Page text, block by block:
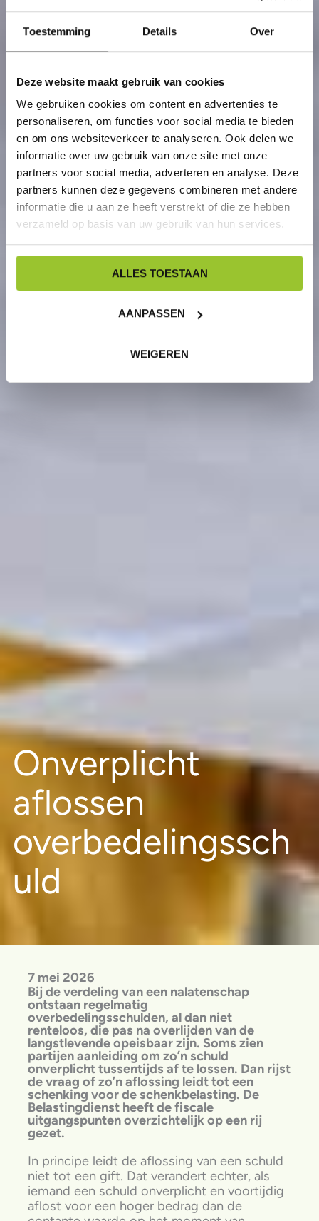
Toestemming Details Over
Deze website maakt gebruik van cookies
We gebruiken cookies om content en advertenties te
personaliseren, om functies voor social media te bieden
en om ons websiteverkeer te analyseren. Ook delen we
informatie over uw gebruik van onze site met onze
partners voor social media, adverteren en analyse. Deze
partners kunnen deze gegevens combineren met andere
informatie die u aan ze heeft verstrekt of die ze hebben
verzameld op basis van uw gebruik van hun services.
ALLES TOESTAAN
AANPASSEN
WEIGEREN
Onverplicht
aflossen
overbedelingssch
uld
7 mei 2026
Bij de verdeling van een nalatenschap
ontstaan regelmatig
overbedelingsschulden, al dan niet
renteloos, die pas na overlijden van de
langstlevende opeisbaar zijn. Soms zien
partijen aanleiding om zo’n schuld
onverplicht tussentijds af te lossen. Dan rijst
de vraag of zo’n aflossing leidt tot een
schenking voor de schenkbelasting. De
Belastingdienst heeft de fiscale
uitgangspunten overzichtelijk op een rij
gezet.
In principe leidt de aflossing van een schuld
niet tot een gift. Dat verandert echter, als
iemand een schuld onverplicht en voortijdig
aflost voor een hoger bedrag dan de